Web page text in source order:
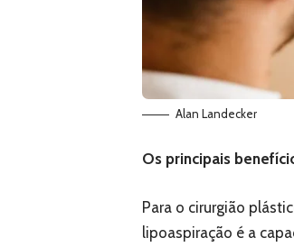
Alan Landecker
Os principais
Para o cirurgião
lipoaspiração é a